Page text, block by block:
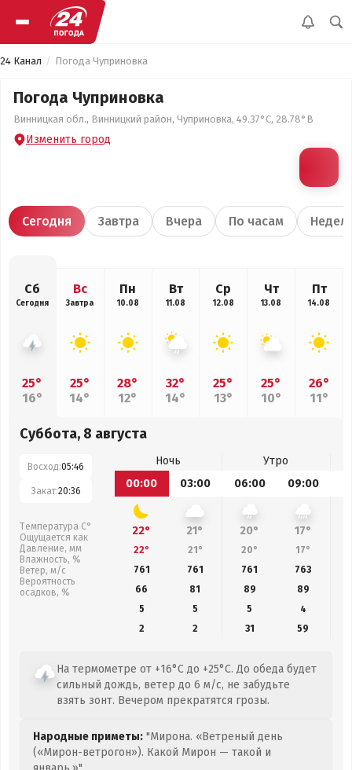
24 Канал Погода Чуприновка
Погода Чуприновка
Винницкая обл., Винницкий район, Чуприновка, 49.37°С, 28.78°В
Изменить город
Сегодня Завтра Вчера По часам
Сб
Сегодня
25°
16°
Вс
Завтра
25°
14°
Пн
10.08
28°
12°
Вт
11.08
32°
14°
Ср
12.08
25°
13°
Чт
13.08
25°
10°
Пт
14.08
26°
11°
Суббота, 8 августа
Восход:05:46
Закат:20:36
Температура С°
Ощущается как
Давление, мм
Влажность, %
Ветер, м/с
Вероятность
осадков, %
Ночь
Утро
00:00
03:00 06:00 09:00
22° 21° 20° 17°
22° 21° 20° 17°
761
761 761 763
66
81 89 89
5
5 5
4
2
2 31 59
На термометре от +16°C до +25°C. До обеда будет
сильный дождь, ветер до 6 м/с, не забудьте
взять зонт. Вечером прекратятся грозы.
Народные приметы: "Мирона. «Ветреный день
(«Мирон-ветрогон»). Какой Мирон — такой и